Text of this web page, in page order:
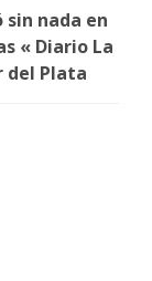
sin nada en
« Diario La
del Plata